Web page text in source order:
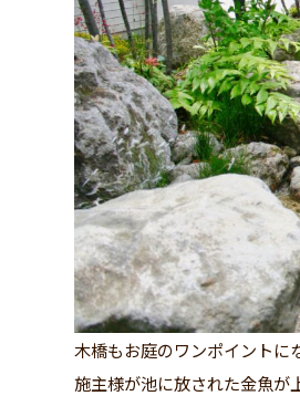
木橋もお庭のワンポイントに
施主様が池に放された金魚が